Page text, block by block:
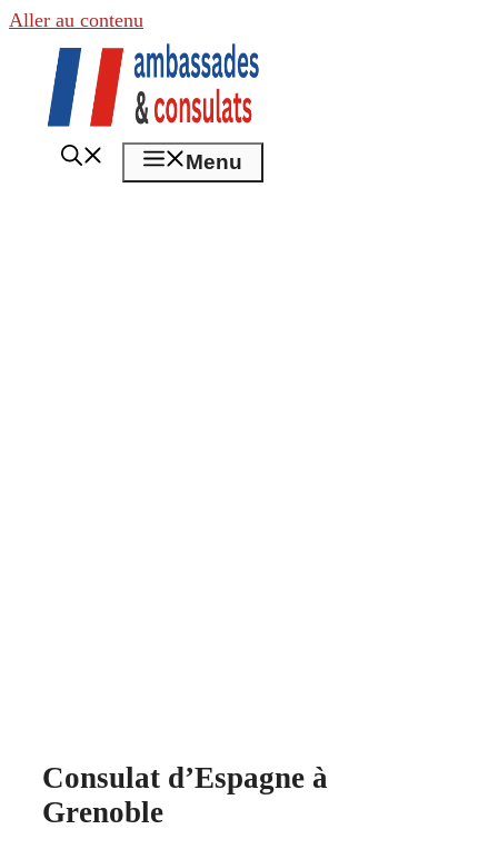
Aller au contenu
Menu
Consulat d’Espagne à
Grenoble